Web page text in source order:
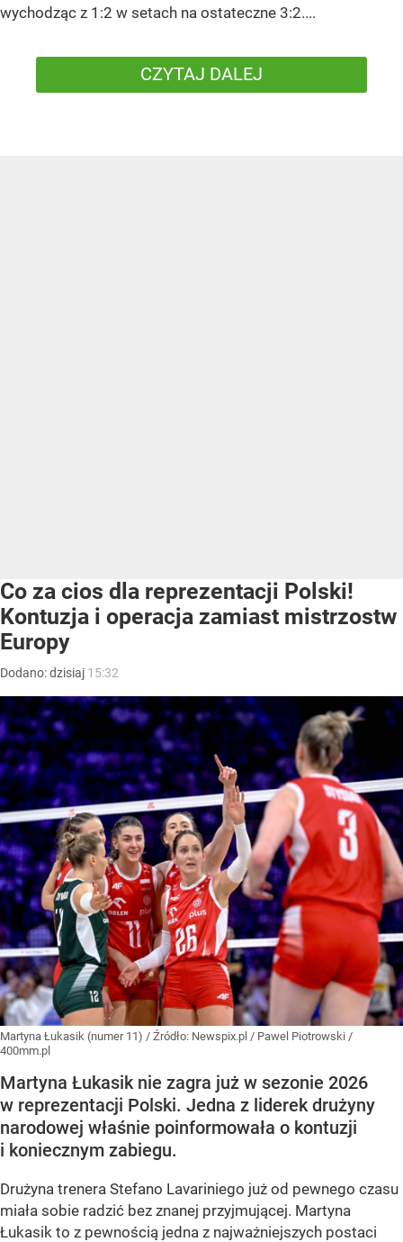
wychodząc z 1:2 w setach na ostateczne 3:2....
CZYTAJ DALEJ
Co za cios dla reprezentacji Polski!
Kontuzja i operacja zamiast mistrzostw
Europy
Dodano:dzisiaj 15:32
Martyna Łukasik (numer 11) / Źródło: Newspix.pl / Pawel Piotrowski /
400mm.pl
Martyna Łukasik nie zagra już w sezonie 2026
w reprezentacji Polski. Jedna z liderek drużyny
narodowej właśnie poinformowała o kontuzji
i koniecznym zabiegu.
Drużyna trenera Stefano Lavariniego już od pewnego czasu
miała sobie radzić bez znanej przyjmującej. Martyna
Łukasik to z pewnością jedna z najważniejszych postaci